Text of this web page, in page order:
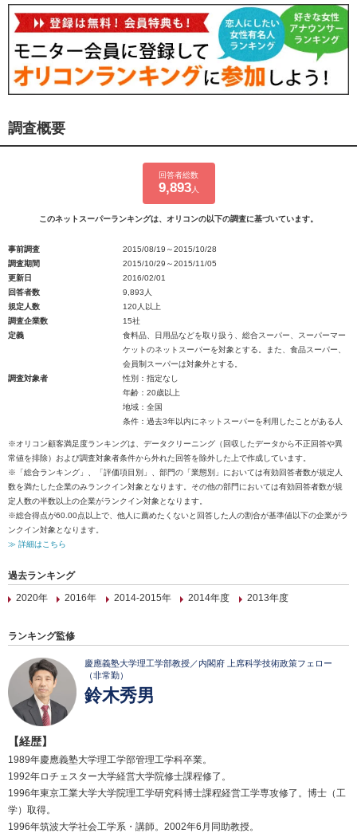
調査概要
回答者総数
9,893人
このネットスーパーランキングは、オリコンの以下の調査に基づいています。
事前調査
2015/08/19～2015/10/28
調査期間
2015/10/29～2015/11/05
更新日
2016/02/01
回答者数
9,893人
規定人数
120人以上
調査企業数
15社
定義
食料品、日用品などを取り扱う、総合スーパー、スーパーマー
ケットのネットスーパーを対象とする。また、食品スーパー、
会員制スーパーは対象外とする。
調査対象者
性別：指定なし
年齢：20歳以上
地域：全国
条件：過去3年以内にネットスーパーを利用したことがある人
※オリコン顧客満足度ランキングは、データクリーニング（回収したデータから不正回答や異
常値を排除）および調査対象者条件から外れた回答を除外した上で作成しています。
※「総合ランキング」、「評価項目別」、部門の「業態別」においては有効回答者数が規定人
数を満たした企業のみランクイン対象となります。その他の部門においては有効回答者数が規
定人数の半数以上の企業がランクイン対象となります。
※総合得点が60.00点以上で、他人に薦めたくないと回答した人の割合が基準値以下の企業がラ
ンクイン対象となります。
≫ 詳細はこちら
過去ランキング
2020年
2016年 2014-2015年 2014年度 2013年度
ランキング監修
慶應義塾大学理工学部教授／内閣府 上席科学技術政策フェロー
（非常勤）
鈴木秀男
【経歴】
1989年慶應義塾大学理工学部管理工学科卒業。
1992年ロチェスター大学経営大学院修士課程修了。
1996年東京工業大学大学院理工学研究科博士課程経営工学専攻修了。博士（工
学）取得。
1996年筑波大学社会工学系・講師。2002年6月同助教授。